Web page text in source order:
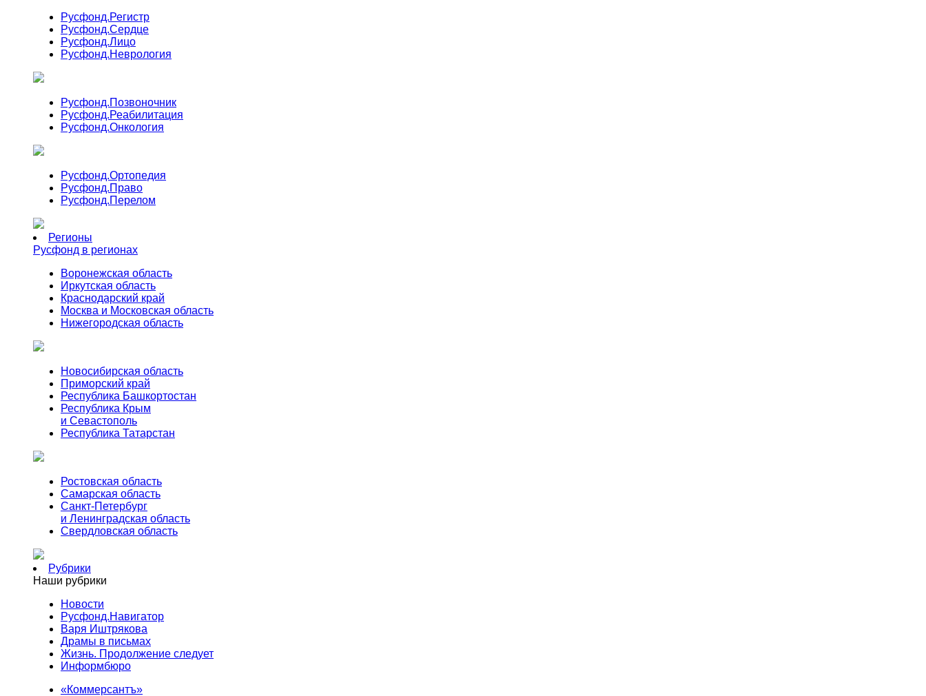
Русфонд.Регистр
Русфонд.Сердце
Русфонд.Лицо
Русфонд.Неврология
Русфонд.Позвоночник
Русфонд.Реабилитация
Русфонд.Онкология
Русфонд.Ортопедия
Русфонд.Право
Русфонд.Перелом
Регионы
Русфонд в регионах
Воронежская область
Иркутская область
Краснодарский край
Москва и Московская область
Нижегородская область
Новосибирская область
Приморский край
Республика Башкортостан
Республика Крым
и Севастополь
Республика Татарстан
Ростовская область
Самарская область
Санкт-Петербург
и Ленинградская область
Свердловская область
Рубрики
Наши рубрики
Новости
Русфонд.Навигатор
Варя Иштрякова
Драмы в письмах
Жизнь. Продолжение следует
Информбюро
«Коммерсантъ»